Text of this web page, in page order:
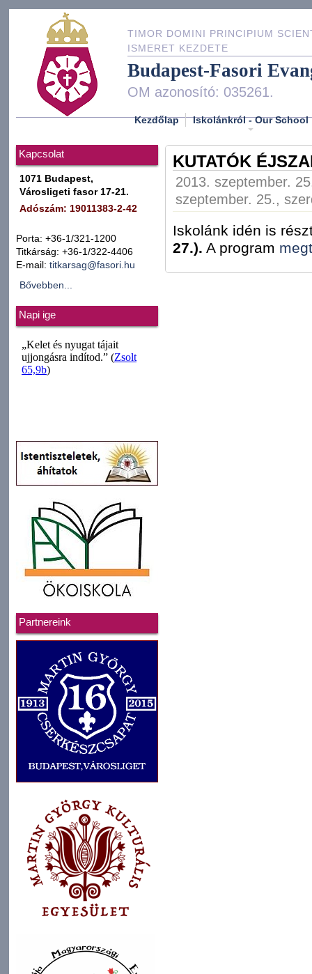
TIMOR DOMINI PRINCIPIUM
ISMERET KEZDETE
Budapest-Fasori
OM azonosító: 035261.
Kezdőlap Iskolánkról - Our School
Kapcsolat
1071 Budapest,
Városligeti fasor 17-21.
Adószám: 19011383-2-42
Porta: +36-1/321-1200
Titkárság: +36-1/322-4406
E-mail: titkarsag@fasori.hu
Bővebben...
Napi ige
Partnereink
KUTATÓK
2013. szeptember.
szeptember. 25.,
Iskolánk idén is
27.). A program